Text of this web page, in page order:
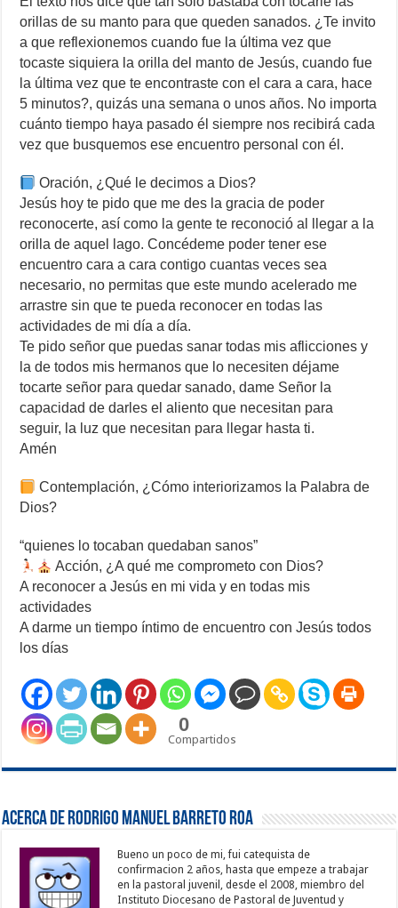
orillas de su manto para que queden sanados. ¿Te invito
a que reflexionemos cuando fue la última vez que
tocaste siquiera la orilla del manto de Jesús, cuando fue
la última vez que te encontraste con el cara a cara, hace
5 minutos?, quizás una semana o unos años. No importa
cuánto tiempo haya pasado él siempre nos recibirá cada
vez que busquemos ese encuentro personal con él.
Oración, ¿Qué le decimos a Dios?
Jesús hoy te pido que me des la gracia de poder
reconocerte, así como la gente te reconoció al llegar a la
orilla de aquel lago. Concédeme poder tener ese
encuentro cara a cara contigo cuantas veces sea
necesario, no permitas que este mundo acelerado me
arrastre sin que te pueda reconocer en todas las
actividades de mi día a día.
Te pido señor que puedas sanar todas mis aflicciones y
la de todos mis hermanos que lo necesiten déjame
tocarte señor para quedar sanado, dame Señor la
capacidad de darles el aliento que necesitan para
seguir, la luz que necesitan para llegar hasta ti.
Amén
Contemplación, ¿Cómo interiorizamos la Palabra de
Dios?
“quienes lo tocaban quedaban sanos”
Acción, ¿A qué me comprometo con Dios?
A reconocer a Jesús en mi vida y en todas mis
actividades
A darme un tiempo íntimo de encuentro con Jesús todos
los días
0
Compartidos
Acerca de Rodrigo Manuel Barreto Roa
Bueno un poco de mi, fui catequista de
confirmacion 2 años, hasta que empeze a trabajar
en la pastoral juvenil, desde el 2008, miembro del
Instituto Diocesano de Pastoral de Juventud y